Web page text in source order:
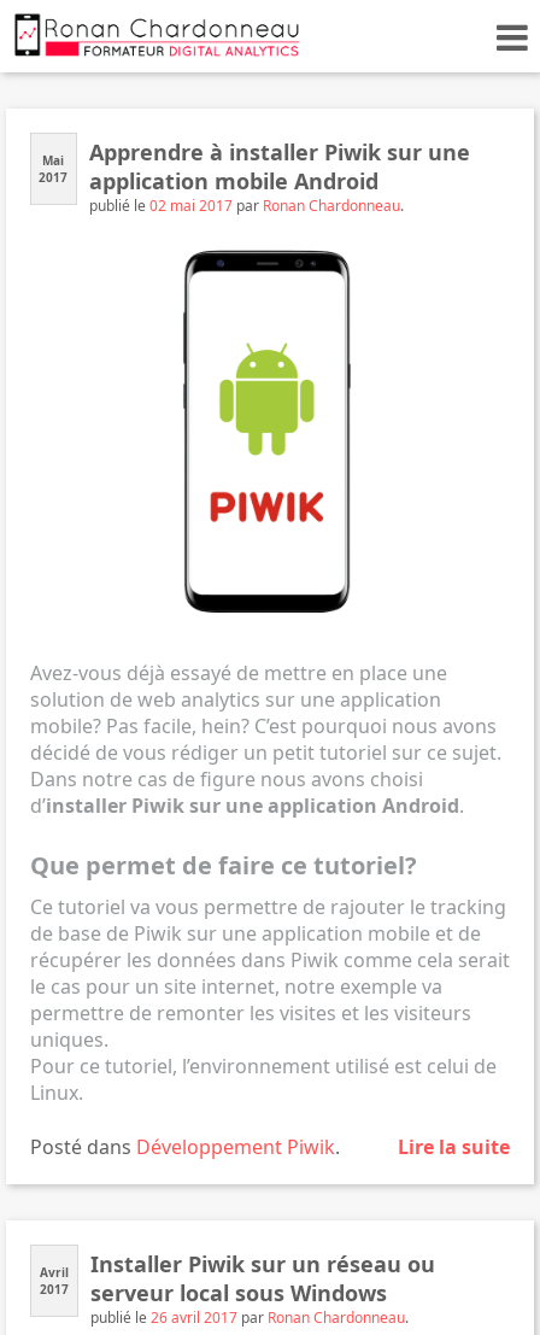
Mai
2017
Apprendre à installer Piwik sur une
application mobile Android
publié le02 mai 2017par Ronan Chardonneau.
Posté dans Développement Piwik.
Avez-vous déjà essayé de mettre en place une
solution de web analytics sur une application
mobile? Pas facile, hein? C’est pourquoi nous avons
décidé de vous rédiger un petit tutoriel sur ce sujet.
Dans notre cas de figure nous avons choisi
d’installer Piwik sur une application Android.
Que permet de faire ce tutoriel?
Ce tutoriel va vous permettre de rajouter le tracking
de base de Piwik sur une application mobile et de
récupérer les données dans Piwik comme cela serait
le cas pour un site internet, notre exemple va
permettre de remonter les visites et les visiteurs
uniques.
Pour ce tutoriel, l’environnement utilisé est celui de
Linux.
Lire la suite
Avril
2017
Installer Piwik sur un réseau ou
serveur local sous Windows
publié le26 avril 2017par Ronan Chardonneau.